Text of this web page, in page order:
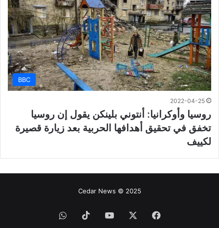
BBC
2022-04-25
روسيا وأوكرانيا: أنتوني بلينكن يقول إن روسيا
تخفق في تحقيق أهدافها الحربية بعد زيارة قصيرة
لكييف
Cedar News © 2025
فيسبوك ‫YouTube
‫TikTokواتساب